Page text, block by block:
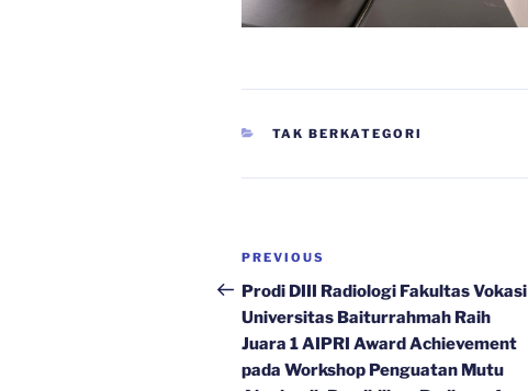
CATEGORIES
TAK BERKATEGORI
Navigasi
pos
Previous
Post
PREVIOUS
Prodi DIII Radiologi Fakultas Vokasi
Universitas Baiturrahmah Raih
Juara 1 AIPRI Award Achievement
pada Workshop Penguatan Mutu